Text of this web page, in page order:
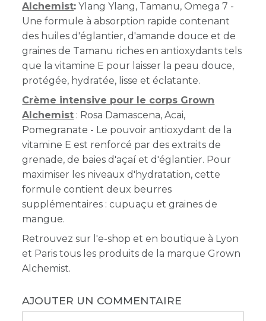
Alchemist: Ylang Ylang, Tamanu, Omega 7 -
Une formule à absorption rapide contenant
des huiles d'églantier, d'amande douce et de
graines de Tamanu riches en antioxydants tels
que la vitamine E pour laisser la peau douce,
protégée, hydratée, lisse et éclatante.
Crème intensive pour le corps Grown
Alchemist : Rosa Damascena, Acai,
Pomegranate - Le pouvoir antioxydant de la
vitamine E est renforcé par des extraits de
grenade, de baies d'açaí et d'églantier. Pour
maximiser les niveaux d'hydratation, cette
formule contient deux beurres
supplémentaires : cupuaçu et graines de
mangue.
Retrouvez sur l'e-shop et en boutique à Lyon
et Paris tous les produits de la marque Grown
Alchemist.
AJOUTER UN COMMENTAIRE